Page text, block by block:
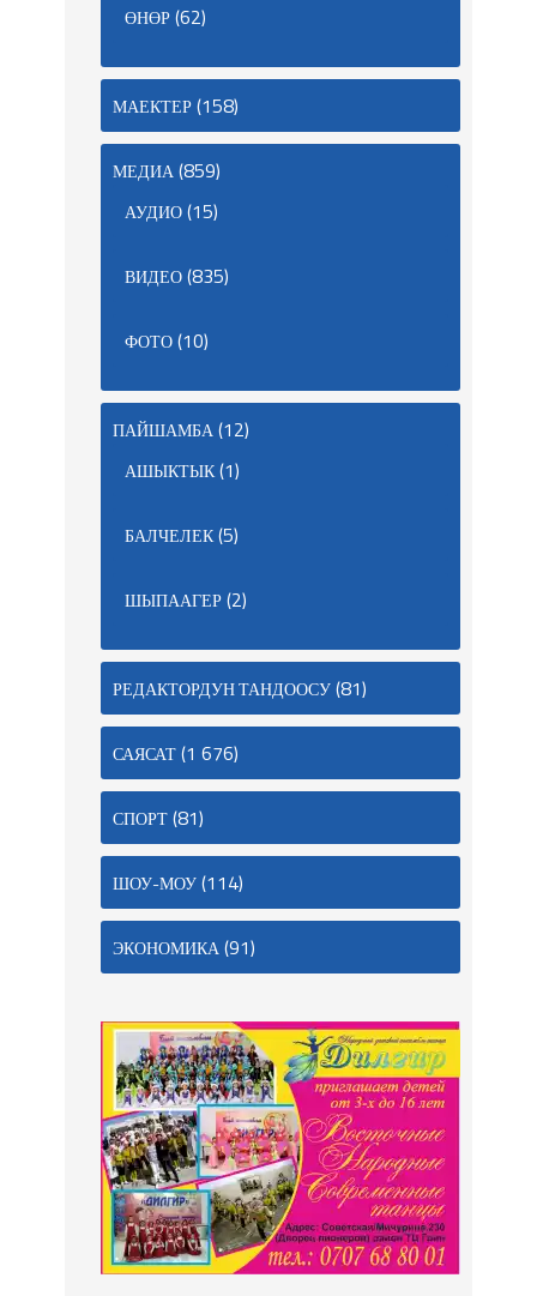
ӨНӨР(62)
МАЕКТЕР(158)
МЕДИА(859)
АУДИО(15)
ВИДЕО(835)
ФОТО(10)
ПАЙШАМБА(12)
АШЫКТЫК(1)
БАЛЧЕЛЕК(5)
ШЫПААГЕР(2)
РЕДАКТОРДУН ТАНДООСУ(81)
САЯСАТ(1 676)
СПОРТ(81)
ШОУ-МОУ(114)
ЭКОНОМИКА(91)